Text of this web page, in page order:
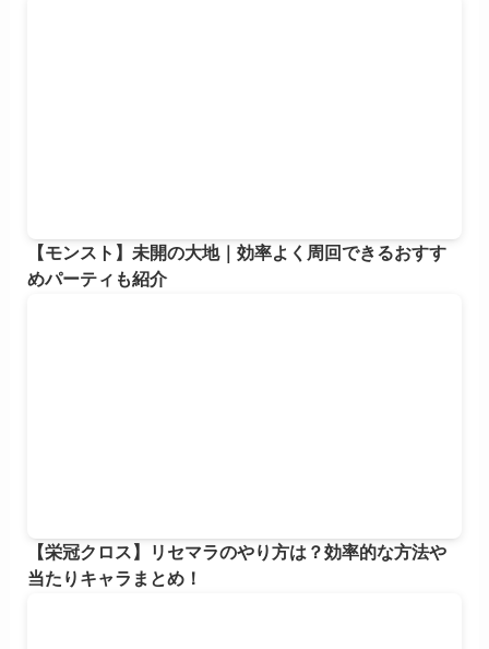
【モンスト】未開の大地｜効率よく周回できるおすす
めパーティも紹介
【栄冠クロス】リセマラのやり方は？効率的な方法や
当たりキャラまとめ！